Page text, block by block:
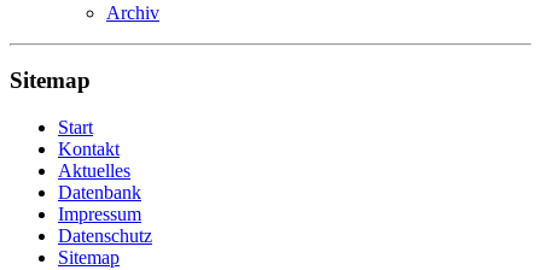
Archiv
Sitemap
Start
Kontakt
Aktuelles
Datenbank
Impressum
Datenschutz
Sitemap